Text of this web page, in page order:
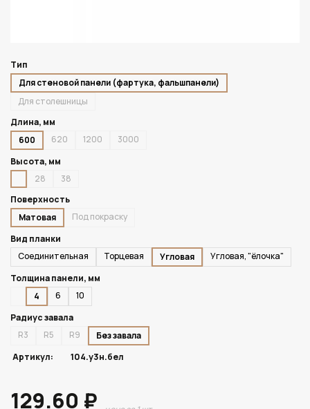
Тип
Для стеновой панели (фартука, фальшпанели)
Для столешницы
Длина, мм
600
620 1200
3000
Высота, мм
28
38
Поверхность
Матовая
Под покраску
Вид планки
Соединительная
Торцевая Угловая
Угловая, "ёлочка"
Толщина панели, мм
4
6
10
Радиус завала
R3
R5 R9
Без завала
Артикул:
104.у3н.бел
129.60 ₽